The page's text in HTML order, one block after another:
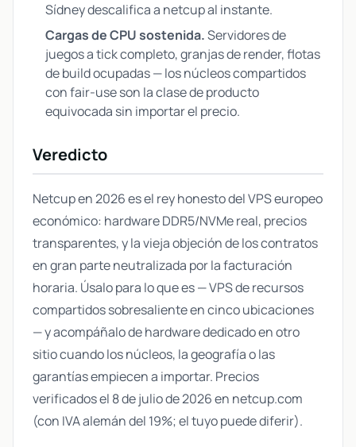
Sídney descalifica a netcup al instante.
Cargas de CPU sostenida.Servidores de
juegos a tick completo, granjas de render, flotas
de build ocupadas — los núcleos compartidos
con fair-use son la clase de producto
equivocada sin importar el precio.
Veredicto
Netcup en 2026 es el rey honesto del VPS europeo
económico: hardware DDR5/NVMe real, precios
transparentes, y la vieja objeción de los contratos
en gran parte neutralizada por la facturación
horaria. Úsalo para lo que es — VPS de recursos
compartidos sobresaliente en cinco ubicaciones
— y acompáñalo de hardware dedicado en otro
sitio cuando los núcleos, la geografía o las
garantías empiecen a importar. Precios
verificados el 8 de julio de 2026 en netcup.com
(con IVA alemán del 19%; el tuyo puede diferir).